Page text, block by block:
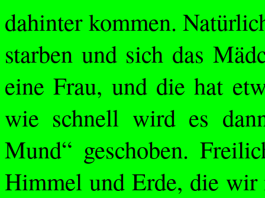
dahinter kommen.
starben und sich das
eine Frau, und die hat
wie schnell wird es
Mund“ geschoben.
Himmel und Erde, die wir